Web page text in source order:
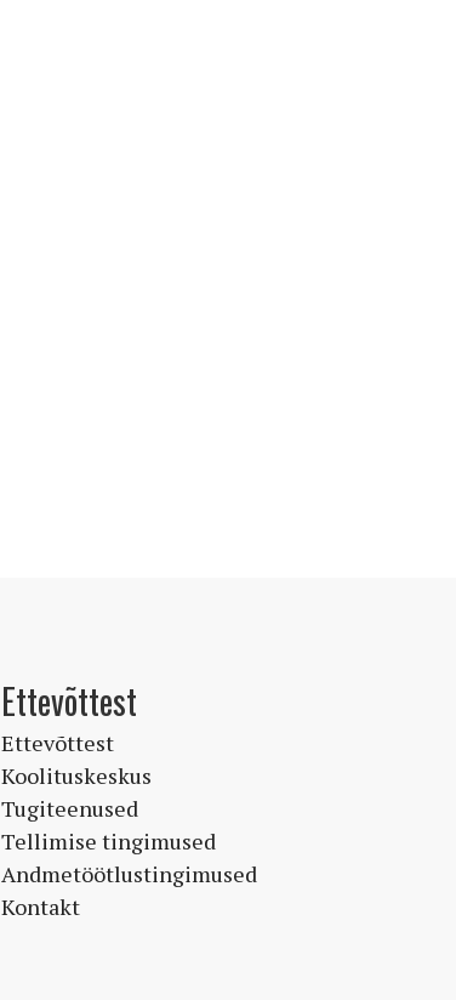
Ettevõttest
Ettevõttest
Koolituskeskus
Tugiteenused
Tellimise tingimused
Andmetöötlustingimused
Kontakt